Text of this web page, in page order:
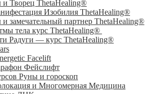
Творец ThetaHealing®
Изобилия ThetaHealing®
замечательный партнер ThetaHealing®
тела курс ThetaHealing®
Радуги — курс ThetaHealing®
Facelift
Фейслифт
Руны и гороскоп
и Многомерная Медицина